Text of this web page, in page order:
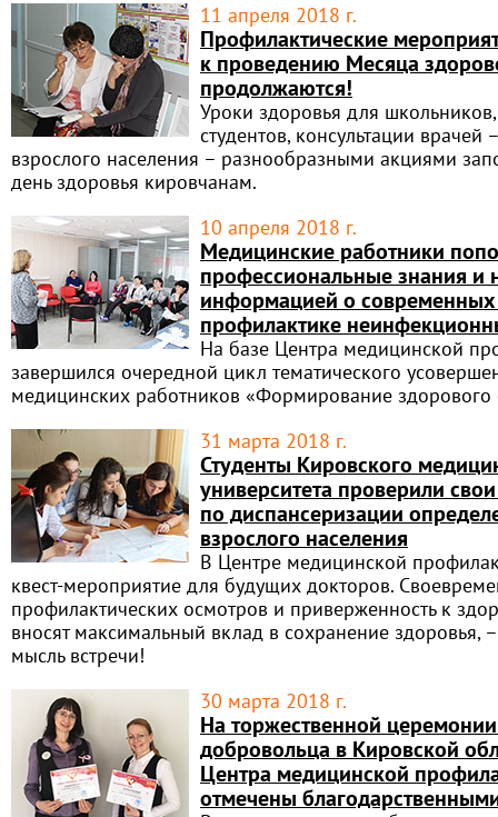
11 апреля 2018 г.
Профилактические
к проведению Месяца
продолжаются!
Уроки здоровья для
студентов, консультации врачей
взрослого населения – разнообразными акциями
день здоровья кировчанам.
10 апреля 2018 г.
Медицинские работники
профессиональные знания и
информацией о
профилактике
На базе Центра медицинской
завершился очередной цикл тематического
медицинских работников «Формирование
31 марта 2018 г.
Студенты Кировского
университета проверили
по диспансеризации
взрослого населения
В Центре медицинской
квест-мероприятие для будущих докторов.
профилактических осмотров и приверженность к
вносят максимальный вклад в сохранение здоровья,
мысль встречи!
30 марта 2018 г.
На торжественной
добровольца в Кировской
Центра медицинской
отмечены